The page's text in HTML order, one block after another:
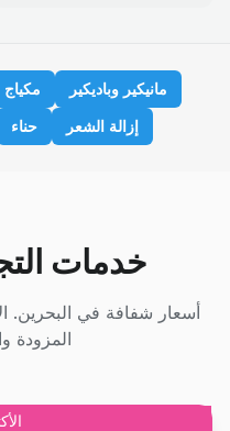
مانيكير وباديكير مكياج
إزالة الشعر
حناء
خدمات
أسعار شفافة في البحرين.
المزودة